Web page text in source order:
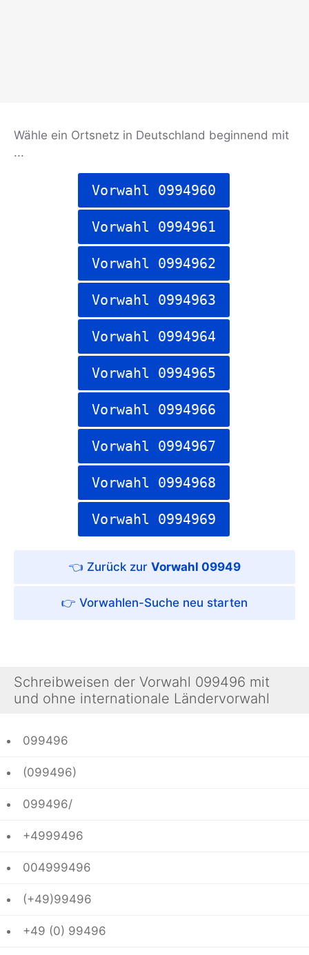
Wähle ein Ortsnetz in Deutschland beginnend mit
...
Vorwahl 0994960
Vorwahl 0994961
Vorwahl 0994962
Vorwahl 0994963
Vorwahl 0994964
Vorwahl 0994965
Vorwahl 0994966
Vorwahl 0994967
Vorwahl 0994968
Vorwahl 0994969
Vorwahl 09949
Vorwahlen-Suche
Schreibweisen der Vorwahl 099496 mit
und ohne internationale Ländervorwahl
099496
(099496)
099496/
+4999496
004999496
(+49)99496
+49 (0) 99496